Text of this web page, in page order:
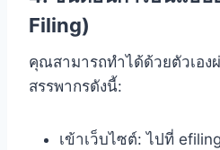
Filing)
คุณสามารถทำได้ด้วยตัวเอง
สรรพากรดังนี้:
เข้าเว็บไซต์: ไปที่